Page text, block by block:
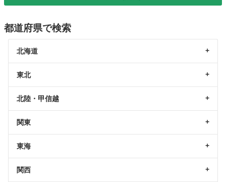
都道府県で検索
北海道
東北
北陸・甲信越
関東
東海
関西